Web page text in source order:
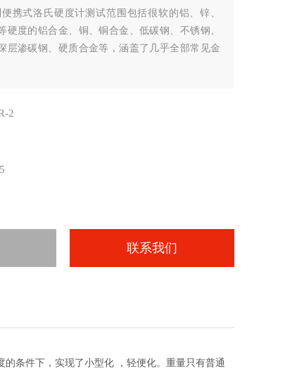
便携式洛氏硬度计测试范围包括很软的铝、锌、
硬度的铝合金、铜、铜合金、低碳钢、不锈钢、
层渗碳钢、硬质合金等，涵盖了几乎全部常见金
2
联系我们
条件下，实现了小型化 ，轻便化。重量只有普通